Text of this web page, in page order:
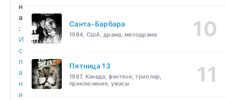
н
а
:
И
с
п
а
н
и
Санта-Барбара
1984, США, драма, мелодрама
Пятница 13
1987, Канада, фэнтези, триллер,
приключения, ужасы